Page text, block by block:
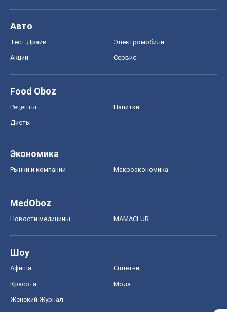
Авто
Тест Драйв Электромобили
Акции Сервис
Food Oboz
Рецепты Напитки
Диеты
Экономика
Рынки и компании Mакроэкономика
MedOboz
Новости медицины MAMACLUB
Шоу
Афиша Сплетни
Красота Мода
Женский Журнал